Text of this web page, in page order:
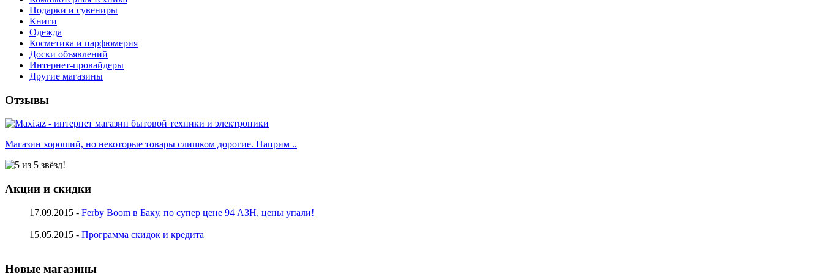
Подарки и сувениры
Книги
Одежда
Косметика и парфюмерия
Доски объявлений
Интернет-провайдеры
Другие магазины
Отзывы
Магазин хороший, но некоторые товары слишком дорогие. Наприм ..
Акции и скидки
17.09.2015 - Ferby Boom в Баку, по супер цене 94 АЗН, цены упали!
15.05.2015 - Программа скидок и кредита
Новые магазины